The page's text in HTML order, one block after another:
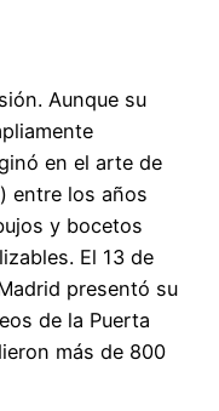
Aunque su
en el arte de
entre los años
y bocetos
El 13 de
presentó su
de la Puerta
más de 800